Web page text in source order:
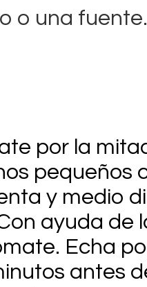
o una fuente.
por la
pequeños
y medio
ayuda de
Echa
antes